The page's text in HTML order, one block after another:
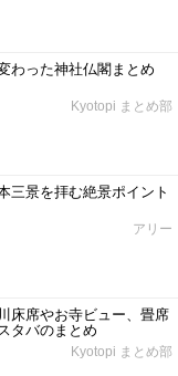
わった神社仏閣まとめ
Kyotopi まとめ部
三景を拝む絶景ポイント
アリー
床席やお寺ビュー、畳席
タバのまとめ
Kyotopi まとめ部